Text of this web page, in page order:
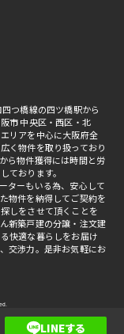
つ橋線の四ツ橋駅から
市 中央区・西区・北
リアを中心に大阪府全
く物件を取り扱っており
ら物件獲得には時間と労
ております。
ターもいる為、安心して
物件を納得してご契約を
しをさせて頂くことを
新築戸建の分譲・注文建
快適な暮らしをお届け
交渉力。是非お気軽にお
LINEする